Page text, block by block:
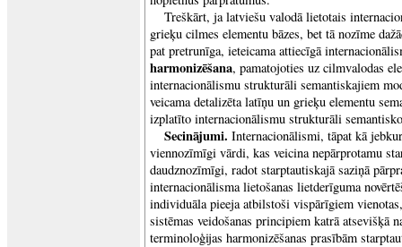
Treškārt, ja latviešu valodā lietotais
grieķu cilmes elementu bāzes, bet tā nozīme
pat pretrunīga, ieteicama attiecīgā
harmonizēšana, pamatojoties uz cilmvalodas
internacionālismu strukturāli semantiskajiem
veicama detalizēta latīņu un grieķu elementu
izplatīto internacionālismu strukturāli
Secinājumi. Internacionālismi, tāpat kā
viennozīmīgi vārdi, kas veicina nepārprotamu
daudznozīmīgi, radot starptautiskajā saziņā
internacionālisma lietošanas lietderīguma
individuāla pieeja atbilstoši vispārīgiem
sistēmas veidošanas principiem katrā atsevišķā
terminoloģijas harmonizēšanas prasībām